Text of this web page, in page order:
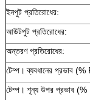
ইনপুট প্রতিরোধের:
আউটপুট প্রতিরোধের:
অন্তরণ প্রতিরোধের:
টেম্প। ব্যবধানের প্রভাব
টেম্প। শূন্য উপর প্রভাব